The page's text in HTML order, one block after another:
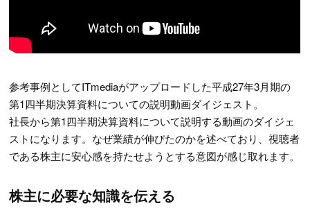
参考事例としてITmediaがアップロードした平成27年3月期の
第1四半期決算資料についての説明動画ダイジェスト。
社長から第1四半期決算資料について説明する動画のダイジェ
ストになります。なぜ業績が伸びたのかを述べており、視聴者
である株主に安心感を持たせようとする意図が感じ取れます。
株主に必要な知識を伝える